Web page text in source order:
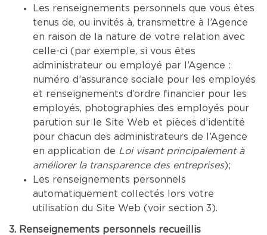
Les renseignements personnels que vous êtes
tenus de, ou invités à, transmettre à l’Agence
en raison de la nature de votre relation avec
celle-ci (par exemple, si vous êtes
administrateur ou employé par l’Agence :
numéro d’assurance sociale pour les employés
et renseignements d’ordre financier pour les
employés, photographies des employés pour
parution sur le Site Web et pièces d’identité
pour chacun des administrateurs de l’Agence
en application de Loi visant principalement à
améliorer la transparence des entreprises);
Les renseignements personnels
automatiquement collectés lors votre
utilisation du Site Web (voir section 3).
3. Renseignements personnels recueillis